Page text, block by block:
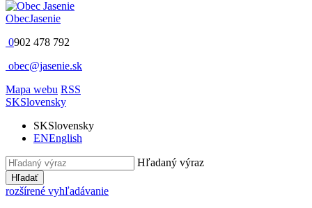
ObecJasenie
0902 478 792
obec@jasenie.sk
Mapa webu RSS
SKSlovensky
SKSlovensky
ENEnglish
Hľadaný výraz
Hľadať
rozšírené vyhľadávanie